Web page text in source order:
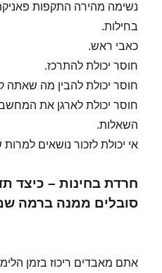
נשימה מהירה התקפות
בחילות.
כאבי ראש.
חוסר יכולת להתרכז.
חוסר יכולת להבין מה שאתה
חוסר יכולת לארגן את
השאלות.
אי יכולת לזכור נושאים
חרדת בחינות – כיצד
סובלים ממנה ברמה
אתם מאבדים ריכוז בזמן